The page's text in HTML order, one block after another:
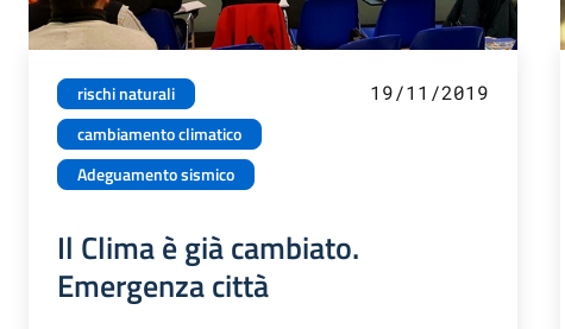
rischi naturali
cambiamento climatico
Adeguamento sismico
19/11/2019
Il Clima è già cambiato.
Emergenza città